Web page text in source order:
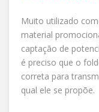
Muito utilizado
material
captação de
é preciso que o
correta para
qual ele se propõe.